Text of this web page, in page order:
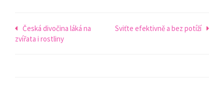
Navigace
pro
Česká divočina láká na
zvířata i rostliny
Sviťte efektivně a bez potíží